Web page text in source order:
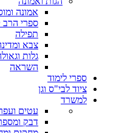
אמונה
ספרי הרב
תפילה
צבא
גלות
השראה
ספרי לימוד
ציוד לבי"ס וגן
למשרד
עטים
דבק